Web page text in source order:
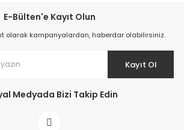
E-Bülten'e Kayıt Olun
olarak kampanyalardan, haberdar olabilirsiniz.
Kayıt Ol
Medyada Bizi Takip Edin